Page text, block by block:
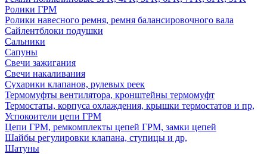
Ролики ГРМ
Ролики навесного ремня, ремня балансировочного вала
Сайлентблоки подушки
Сальники
Сапуны
Свечи зажигания
Свечи накаливания
Сухарики клапанов, рулевых реек
Термомуфты вентилятора, кронштейны термомуфт
Термостаты, корпуса охлаждения, крышки термостатов и пр,
Успокоители цепи ГРМ
Цепи ГРМ, ремкомплекты цепей ГРМ, замки цепей
Шайбы регулировки клапана, ступицы и др,
Шатуны